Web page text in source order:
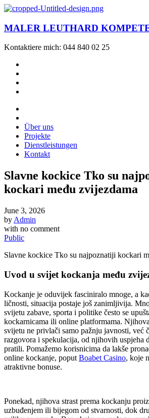
MALER LEUTHARD
Kontaktiere mich: 044 840 02 25
Über uns
Projekte
Dienstleistungen
Kontakt
Slavne kockice Tko su
kockari među zvijezdama
June 3, 2026
by Admin
with no comment
Public
Slavne kockice Tko su najpoznatiji kockari
Uvod u svijet kockanja među
Kockanje je oduvijek fasciniralo mnoge, a
ličnosti, situacija postaje još zanimljivija.
svijetu zabave, sporta i politike često se
kockarnicama ili online platformama.
svijetu ne privlači samo pažnju javnosti, već
razgovora i spekulacija, od njihovih uspjeha
pratili. Pomažemo korisnicima da lakše
online kockanje, poput Boabet Casino, koje
atraktivne bonuse.
Ponekad, njihova strast prema kockanju
uzbuđenjem ili bijegom od stvarnosti, dok